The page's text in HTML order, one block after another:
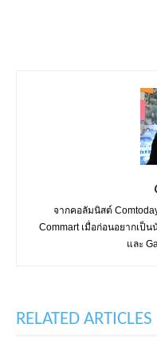
จากคอลัมนิสต์
Commart เมื่อก่อนอยากเป็
และ
RELATED ARTICLES